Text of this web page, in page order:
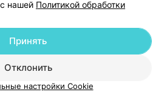
191700409| 220012, Республика Беларусь,
2, пом. 16 | help@103.by
нашей Политикой обработки
Отклонить
Принять
настройки Cookie